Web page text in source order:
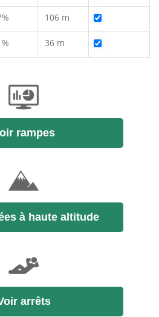
106 m
36 m
rampes
à haute altitude
arrêts